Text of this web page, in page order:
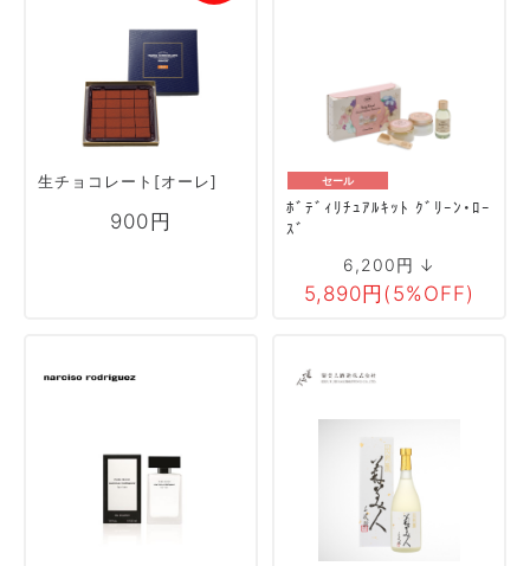
生チョコレート[オーレ]
900円
セール
ﾎﾞﾃﾞｨﾘﾁｭｱﾙｷｯﾄ ｸﾞﾘｰﾝ・ﾛｰ
ｽﾞ
6,200円 ↓
5,890円(5%OFF)